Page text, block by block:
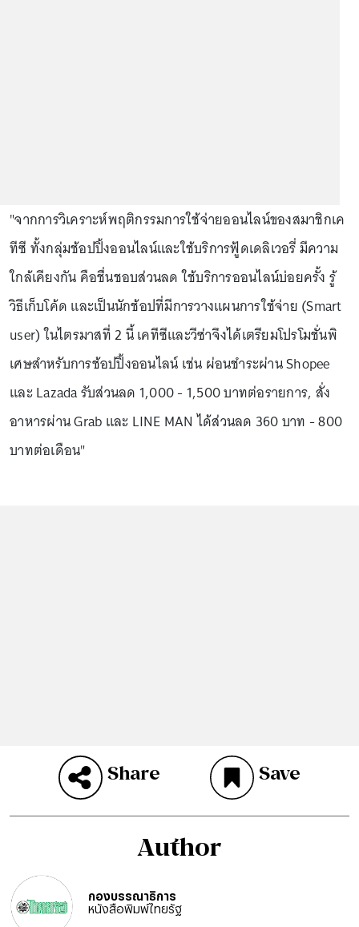
"จากการวิเคราะห์พฤติกรรมการใช้จ่ายออนไลน์ของสมาชิกเค
ทีซี ทั้งกลุ่มช้อปปิ้งออนไลน์และใช้บริการฟู้ดเดลิเวอรี่ มีความ
ใกล้เคียงกัน คือชื่นชอบส่วนลด ใช้บริการออนไลน์บ่อยครั้ง รู้
วิธีเก็บโค้ด และเป็นนักช้อปที่มีการวางแผนการใช้จ่าย (Smart
user) ในไตรมาสที่ 2 นี้ เคทีซีและวีซ่าจึงได้เตรียมโปรโมชั่นพิ
เศษสำหรับการช้อปปิ้งออนไลน์ เช่น ผ่อนชำระผ่าน Shopee
และ Lazada รับส่วนลด 1,000 - 1,500 บาทต่อรายการ, สั่ง
อาหารผ่าน Grab และ LINE MAN ได้ส่วนลด 360 บาท - 800
บาทต่อเดือน"
Share Save
Author
กองบรรณาธิการ
หนังสือพิมพ์ไทยรัฐ